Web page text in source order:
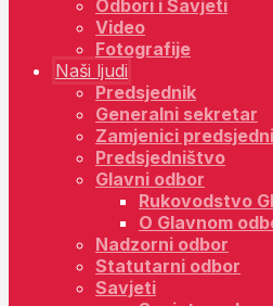
Odbori i Savjeti
Video
Fotografije
Naši ljudi
Predsjednik
Generalni sekretar
Zamjenici
Predsjedništvo
Glavni odbor
Rukovodstvo
O Glavnom
Nadzorni odbor
Statutarni odbor
Savjeti